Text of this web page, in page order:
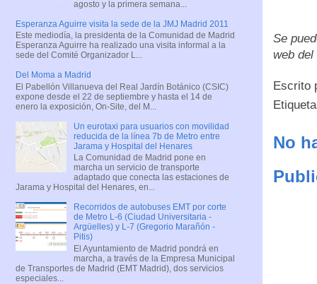
Se
web del
Escrito
No
agosto y la primera semana...
Esperanza Aguirre visita la sede de la JMJ Madrid 2011
Este mediodía, la presidenta de la Comunidad de Madrid
Esperanza Aguirre ha realizado una visita informal a la
sede del Comité Organizador L...
Del Moma a Madrid
El Pabellón Villanueva del Real Jardín Botánico (CSIC)
expone desde el 22 de septiembre y hasta el 14 de
enero la exposición, On-Site, del M...
Un eurotaxi para usuarios con movilidad
reducida de la línea 7b de Metro entre
Jarama y Hospital del Henares
La Comunidad de Madrid pone en
marcha un servicio de transporte
adaptado que conecta las estaciones de
Jarama y Hospital del Henares, en...
Recorridos de autobuses EMT por corte
de Metro L-6 (Ciudad Universitaria -
Argüelles) y L-7 (Gregorio Marañón -
Pitis)
El Ayuntamiento de Madrid pondrá en
marcha, a través de la Empresa Municipal
de Transportes de Madrid (EMT Madrid), dos servicios
especiales...